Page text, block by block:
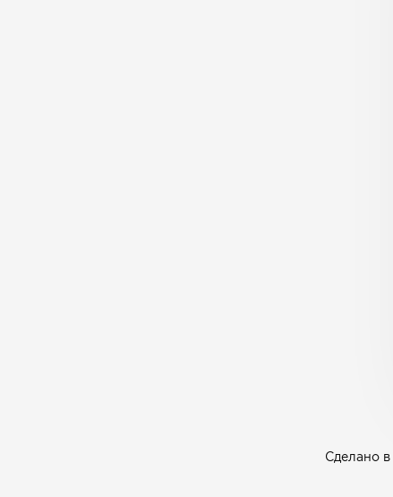
Сделано в